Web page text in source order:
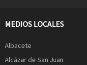
MEDIOS LOCALES
Albacete
Alcázar de San Juan